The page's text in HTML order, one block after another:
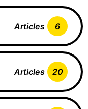
Articles 6
Articles 20